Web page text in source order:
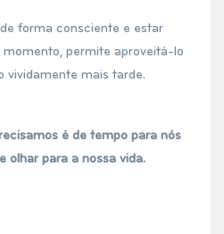
forma consciente e estar
permite aproveitá-lo
vividamente mais tarde.
é de tempo para nós
olhar para a nossa vida.